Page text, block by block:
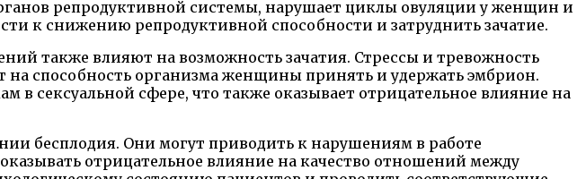
репродуктивной системы, нарушает циклы овуляции у женщин и
к снижению репродуктивной способности и затруднить зачатие.
также влияют на возможность зачатия. Стрессы и тревожность
способность организма женщины принять и удержать эмбрион.
сексуальной сфере, что также оказывает отрицательное влияние на
бесплодия. Они могут приводить к нарушениям в работе
отрицательное влияние на качество отношений между